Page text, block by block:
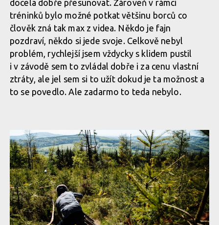
docela dobře přesunovat. Zároveň v rámci
tréninků bylo možné potkat většinu borců co
člověk zná tak max z videa. Někdo je fajn
pozdraví, někdo si jede svoje. Celkově nebyl
problém, rychlejší jsem vždycky s klidem pustil
i v závodě sem to zvládal dobře i za cenu vlastní
ztráty, ale jel sem si to užít dokud je ta možnost a
to se povedlo. Ale zadarmo to teda nebylo.